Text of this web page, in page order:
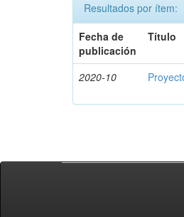
Resultados por ítem:
Fecha de
publicación
Título
2020-10